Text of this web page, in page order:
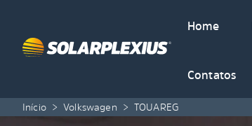
Home
Contatos
Início > Volkswagen > TOUAREG